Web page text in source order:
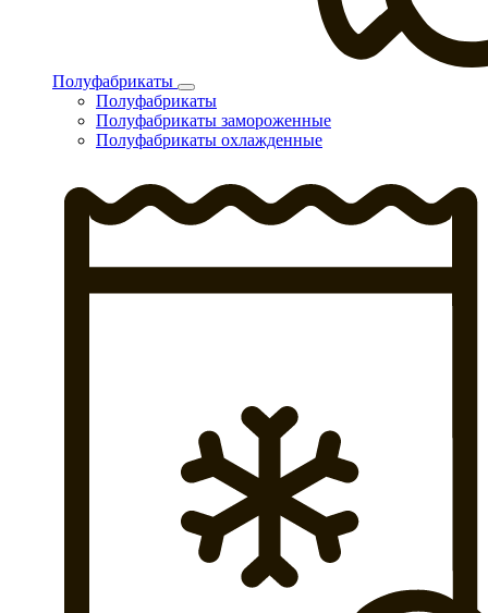
Полуфабрикаты
Полуфабрикаты
Полуфабрикаты замороженные
Полуфабрикаты охлажденные